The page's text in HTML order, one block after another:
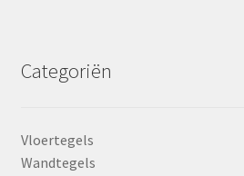
Categoriën
Vloertegels
Wandtegels